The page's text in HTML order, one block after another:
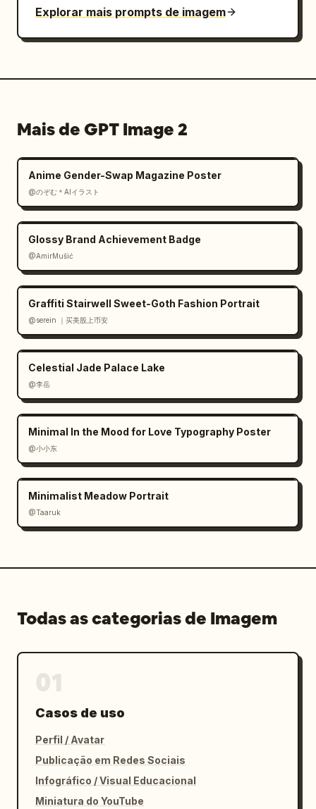
Explorar mais prompts de imagem
Mais de GPT Image 2
Anime Gender-Swap Magazine Poster
@のぞむ＊AIイラスト
Glossy Brand Achievement Badge
@AmirMušić
Graffiti Stairwell Sweet-Goth Fashion Portrait
@serein ｜买美股上币安
Celestial Jade Palace Lake
@李岳
Minimal In the Mood for Love Typography Poster
@小小东
Minimalist Meadow Portrait
@Taaruk
Todas as categorias de Imagem
Casos de uso
Perfil / Avatar
Publicação em Redes Sociais
Infográfico / Visual Educacional
Miniatura do YouTube